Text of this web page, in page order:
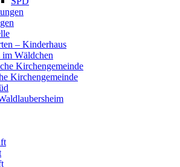
– Kinderhaus
im Wäldchen
Kirchengemeinde
Kirchengemeinde